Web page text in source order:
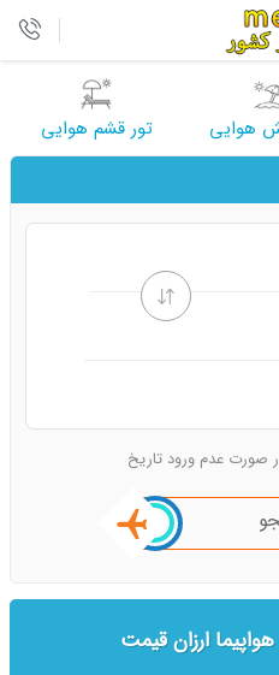
هوایی تور قشم هوایی
صورت عدم ورود تاریخ
ارزان قیمت